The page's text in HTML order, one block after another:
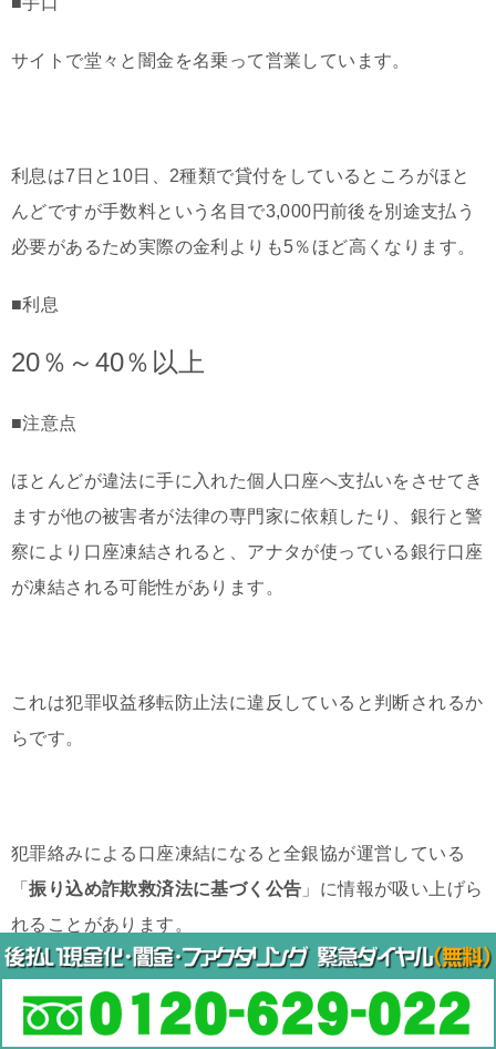
サイトで堂々と闇金を名乗って営業しています。
利息は7日と10日、2種類で貸付をしているところがほと
んどですが手数料という名目で3,000円前後を別途支払う
必要があるため実際の金利よりも5％ほど高くなります。
■利息
20％～40％以上
■注意点
ほとんどが違法に手に入れた個人口座へ支払いをさせてき
ますが他の被害者が法律の専門家に依頼したり、銀行と警
察により口座凍結されると、アナタが使っている銀行口座
が凍結される可能性があります。
これは犯罪収益移転防止法に違反していると判断されるか
らです。
犯罪絡みによる口座凍結になると全銀協が運営している
「振り込め詐欺救済法に基づく公告 」に情報が吸い上げら
れることがあります。
このデータベースにアナタの銀行口座情報がのってしまう